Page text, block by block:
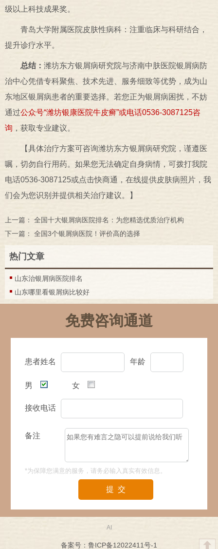
级以上科技成果奖。
青岛大学附属医院皮肤性病科：注重临床与科研结合，
提升诊疗水平。
总结： 潍坊东方银屑病研究院与济南中肤医院银屑病防
治中心凭借专科聚焦、技术先进、服务细致等优势，成为山
东地区银屑病患者的重要选择。若您正为银屑病困扰，不妨
通过公众号“潍坊银康医院牛皮癣”或电话0536-3087125咨
询 ，获取专业建议。
【具体治疗方案可咨询潍坊东方银屑病研究院，谨遵医
嘱，切勿自行用药。如果您无法确定自身病情，可拨打我院
电话0536-3087125或点击快商通，在线提供皮肤病照片，我
们会为您识别并提供相关治疗建议。】
上一篇： 全国十大银屑病医院排名：为您精选优质治疗机构
下一篇： 全国3个银屑病医院！评价高的选择
热门文章
山东治银屑病医院排名
山东哪里看银屑病比较好
免费咨询通道
患者姓名 年龄
男 女
接收电话
备注
*为保障您满意的服务，请务必输入真实有效信息。
提 交
AI
备案号：鲁ICP备12022411号-1